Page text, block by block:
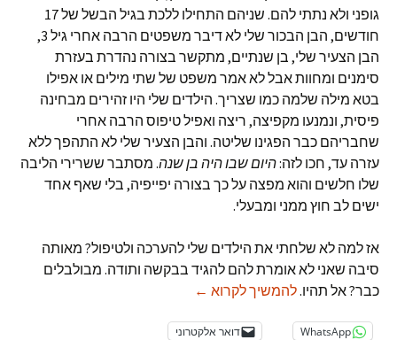
גופני ולא נתתי להם. שניהם התחילו ללכת בגיל הבשל של 17
חודשים, הבן הבכור שלי לא דיבר משפטים הרבה אחרי גיל 3,
הבן הצעיר שלי, בן שנתיים, מתקשר בצורה נהדרת בעזרת
סימנים ומחוות אבל לא אמר משפט של שתי מילים או אפילו
בטא מילה שלמה כמו שצריך. הילדים שלי היו זהירים מבחינה
פיסית, ונמנעו מקפיצה, ריצה ואפיל טיפוס הרבה אחרי
שחבריהם כבר הפגינו שליטה. והבן הצעיר שלי לא התהפך ללא
עזרה עד, חכו לזה:היום שבו היה בן שנה. מסתבר ששרירי הליבה
שלו חלשים והוא מפצה על כך בצורה יפייפיה, בלי שאף אחד
ישים לב חוץ ממני ומבעלי.
אז למה לא שלחתי את הילדים שלי להערכה ולטיפול? מאותה
סיבה שאני לא אומרת להם להגיד בבקשה ותודה. מבולבלים
כבר? אל תהיו.להמשיך לקרוא למה אני לא מכריחה את הילדים
←
WhatsApp דואר אלקטרוני